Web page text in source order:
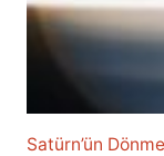
Satürn’ün